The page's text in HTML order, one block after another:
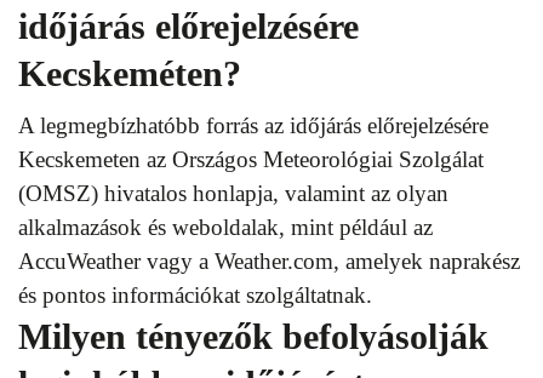
időjárás előrejelzésére
Kecskeméten?
A legmegbízhatóbb forrás az időjárás előrejelzésére
Kecskemeten az Országos Meteorológiai Szolgálat
(OMSZ) hivatalos honlapja, valamint az olyan
alkalmazások és weboldalak, mint például az
AccuWeather vagy a Weather.com, amelyek naprakész
és pontos információkat szolgáltatnak.
Milyen tényezők befolyásolják